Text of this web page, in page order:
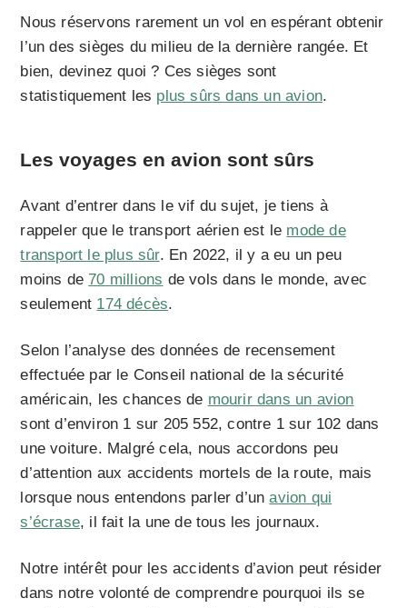
Nous réservons rarement un vol en espérant obtenir
l’un des sièges du milieu de la dernière rangée. Et
bien, devinez quoi ? Ces sièges sont
statistiquement les plus sûrs dans un avion.
Les voyages en avion sont sûrs
Avant d’entrer dans le vif du sujet, je tiens à
rappeler que le transport aérien est le mode de
transport le plus sûr. En 2022, il y a eu un peu
moins de70 millions de vols dans le monde, avec
seulement 174 décès.
Selon l’analyse des données de recensement
effectuée par le Conseil national de la sécurité
américain, les chances de mourir dans un avion
sont d’environ 1 sur 205 552, contre 1 sur 102 dans
une voiture. Malgré cela, nous accordons peu
d’attention aux accidents mortels de la route, mais
lorsque nous entendons parler d’unavion qui
s’écrase, il fait la une de tous les journaux.
Notre intérêt pour les accidents d’avion peut résider
dans notre volonté de comprendre pourquoi ils se